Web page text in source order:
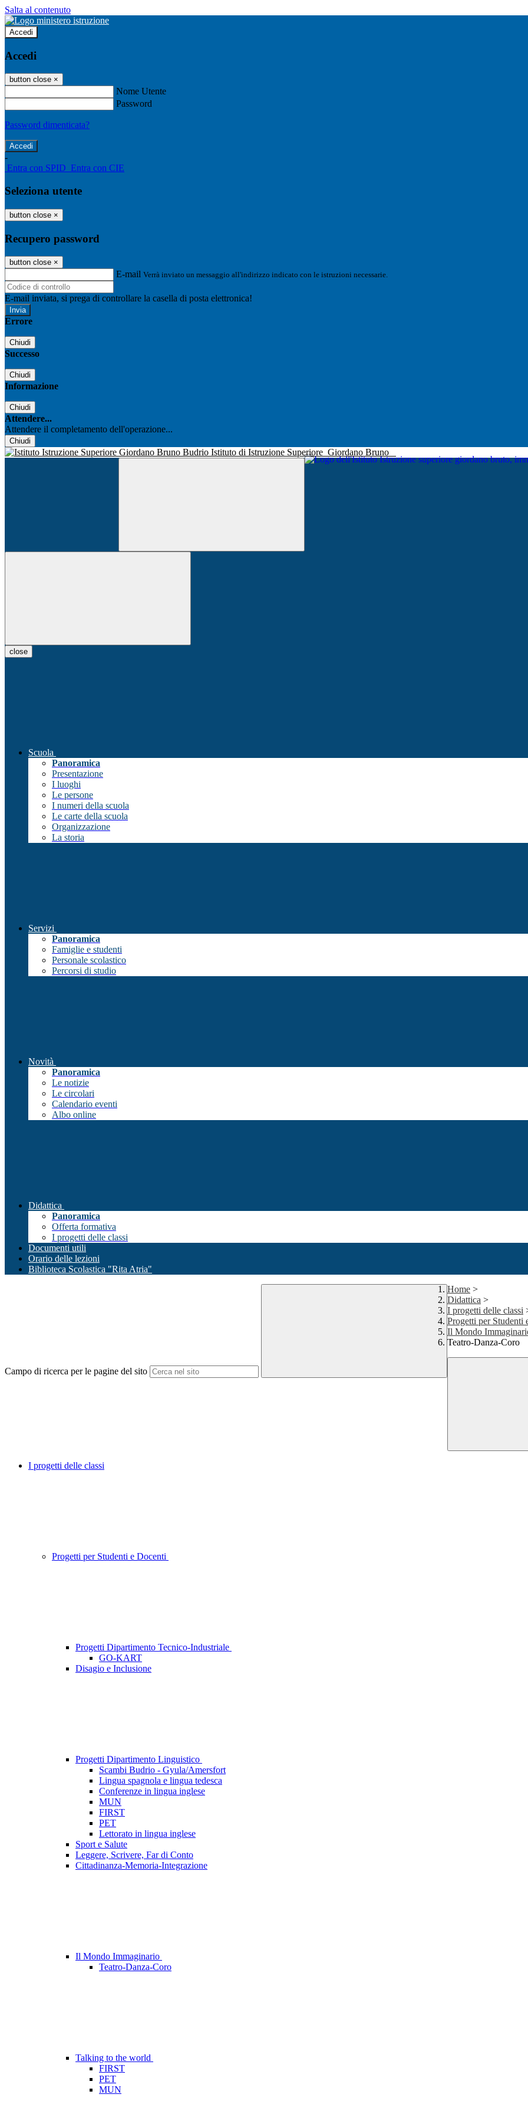
Salta al contenuto
Accedi
Accedi
button close ×
Nome Utente
Password
Password dimenticata?
-
Entra con SPID Entra con CIE
Seleziona utente
button close ×
Recupero password
button close ×
E-mail Verrà inviato un messaggio all'indirizzo indicato con le istruzioni necessarie.
E-mail inviata, si prega di controllare la casella di posta elettronica!
Errore
Chiudi
Successo
Chiudi
Informazione
Chiudi
Attendere...
Attendere il completamento dell'operazione...
Chiudi
Istituto di Istruzione Superiore Giordano Bruno
close
Scuola
Panoramica
Presentazione
I luoghi
Le persone
I numeri della scuola
Le carte della scuola
Organizzazione
La storia
Servizi
Panoramica
Famiglie e studenti
Personale scolastico
Percorsi di studio
Novità
Panoramica
Le notizie
Le circolari
Calendario eventi
Albo online
Didattica
Panoramica
Offerta formativa
I progetti delle classi
Documenti utili
Orario delle lezioni
Biblioteca Scolastica "Rita Atria"
Campo di ricerca per le pagine del sito
Home >
Didattica >
I progetti delle classi
Progetti per Studenti
Il Mondo
Teatro-Danza-Coro
I progetti delle classi
Progetti per Studenti e Docenti
Progetti Dipartimento Tecnico-Industriale
GO-KART
Disagio e Inclusione
Progetti Dipartimento Linguistico
Scambi Budrio - Gyula/Amersfort
Lingua spagnola e lingua tedesca
Conferenze in lingua inglese
MUN
FIRST
PET
Lettorato in lingua inglese
Sport e Salute
Leggere, Scrivere, Far di Conto
Cittadinanza-Memoria-Integrazione
Il Mondo Immaginario
Teatro-Danza-Coro
Talking to the world
FIRST
PET
MUN